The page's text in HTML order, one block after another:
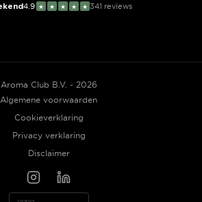
4.9 ★ ★ ★ ★ ★ 341 reviews
Aroma Club B.V. - 2026
Algemene voorwaarden
Cookieverklaring
Privacy verklaring
Disclaimer